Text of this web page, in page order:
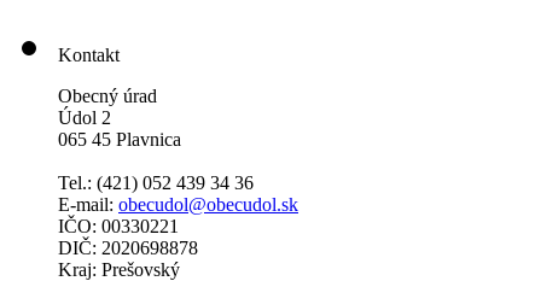
Kontakt
Obecný úrad
Údol 2
065 45 Plavnica
Tel.: (421) 052 439 34 36
E-mail: obecudol@obecudol.sk
IČO: 00330221
DIČ: 2020698878
Kraj: Prešovský